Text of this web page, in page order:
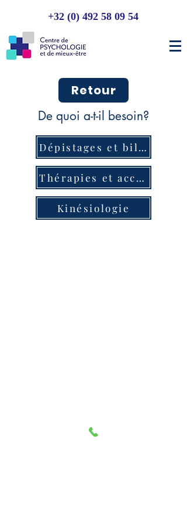
+32 (0) 492 58 09 54
Retour
De quoi a-t-il besoin?
Dépistages et bilans
Thérapies et accompagnements
Kinésiologie